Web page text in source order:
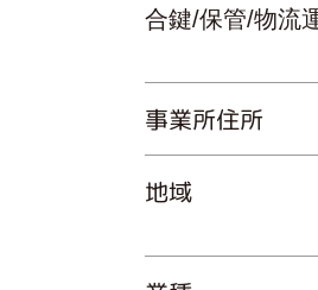
合鍵/保管/物流
事業所住所
地域